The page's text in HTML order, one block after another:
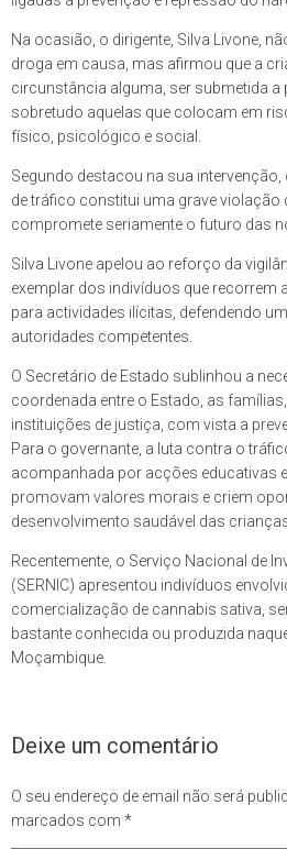
Na ocasião, o dirigente, Silva Livone,
droga em causa, mas afirmou que a
circunstância alguma, ser submetida a
sobretudo aquelas que colocam em
físico, psicológico e social.
Segundo destacou na sua
de tráfico constitui uma grave violação
compromete seriamente o futuro das
Silva Livone apelou ao reforço da
exemplar dos indivíduos que recorrem
para actividades ilícitas, defendendo
autoridades competentes.
O Secretário de Estado sublinhou a
coordenada entre o Estado, as
instituições de justiça, com vista a
Para o governante, a luta contra o
acompanhada por acções educativas
promovam valores morais e criem
desenvolvimento saudável das
Recentemente, o Serviço Nacional de
(SERNIC) apresentou indivíduos
comercialização de cannabis sativa,
bastante conhecida ou produzida
Moçambique.
Deixe um comentário
O seu endereço de email não será
marcados com *